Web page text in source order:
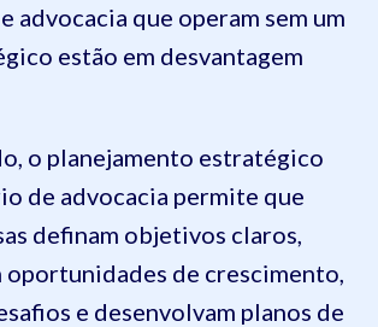
advocacia que operam sem um
estão em desvantagem
o planejamento estratégico
de advocacia permite que
definam objetivos claros,
de crescimento,
e desenvolvam planos de